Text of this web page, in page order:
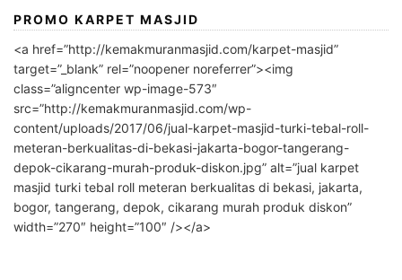
PROMO KARPET MASJID
<a href=”http://kemakmuranmasjid.com/karpet-masjid”
target=”_blank” rel=”noopener noreferrer”><img
class=”aligncenter wp-image-573″
src=”http://kemakmuranmasjid.com/wp-
content/uploads/2017/06/jual-karpet-masjid-turki-tebal-roll-
meteran-berkualitas-di-bekasi-jakarta-bogor-tangerang-
depok-cikarang-murah-produk-diskon.jpg” alt=”jual karpet
masjid turki tebal roll meteran berkualitas di bekasi, jakarta,
bogor, tangerang, depok, cikarang murah produk diskon”
width=”270″ height=”100″ /></a>